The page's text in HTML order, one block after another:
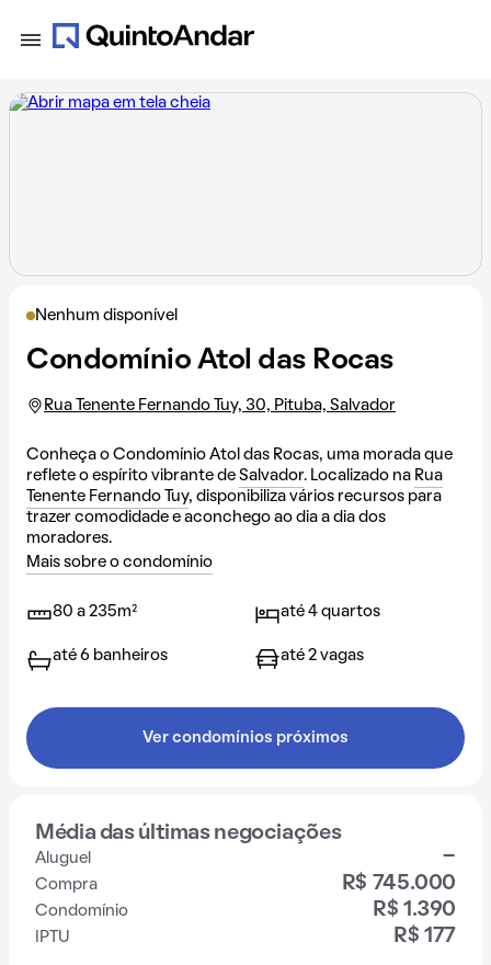
Nenhum disponível
Condomínio Atol das Rocas
Rua Tenente Fernando Tuy, 30, Pituba, Salvador
Conheça o Condomínio Atol das Rocas, uma morada que
reflete o espírito vibrante de Salvador. Localizado na Rua
Tenente Fernando Tuy, disponibiliza vários recursos para
trazer comodidade e aconchego ao dia a dia dos
moradores.
Mais sobre o condomínio
80 a 235m² até 4 quartos
até 6 banheiros até 2 vagas
Ver condomínios próximos
Média das últimas negociações
Aluguel -
Compra R$ 745.000
Condomínio R$ 1.390
IPTU R$ 177